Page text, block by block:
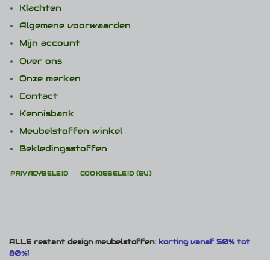
Klachten
Algemene voorwaarden
Mijn account
Over ons
Onze merken
Contact
Kennisbank
Meubelstoffen winkel
Bekledingsstoffen
PRIVACYBELEID COOKIEBELEID (EU)
ALLE restant design meubelstoffen: korting vanaf 50% tot
80%!